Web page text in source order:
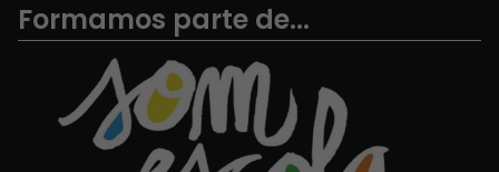
Formamos parte de...